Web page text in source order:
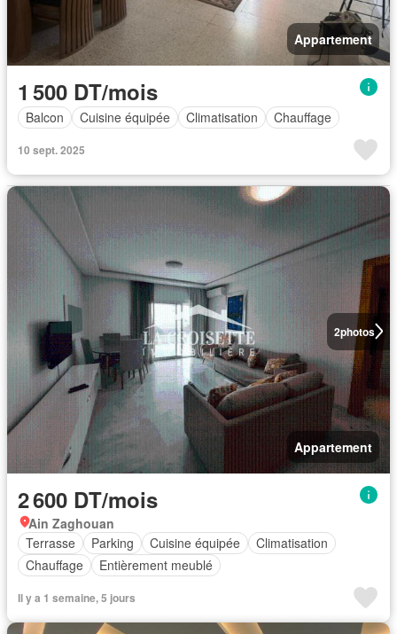
Appartement
1 500 DT/mois
Balcon Cuisine équipée Climatisation Chauffage
10 sept. 2025
2photos
Appartement
2 600 DT/mois
Ain Zaghouan
Terrasse
Parking Cuisine équipée
Climatisation
Chauffage
Entièrement meublé
Il y a 1 semaine, 5 jours